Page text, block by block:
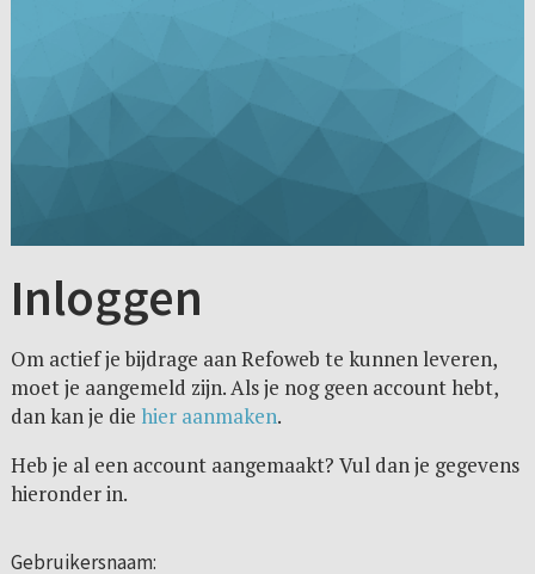
Inloggen
Om actief je bijdrage aan Refoweb te kunnen leveren,
moet je aangemeld zijn. Als je nog geen account hebt,
dan kan je die hier aanmaken.
Heb je al een account aangemaakt? Vul dan je gegevens
hieronder in.
Gebruikersnaam: